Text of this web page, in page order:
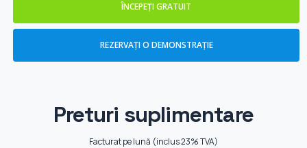
ÎNCEPEȚI GRATUIT
REZERVAȚI O DEMONSTRAȚIE
Preturi suplimentare
Facturat pe lună (inclus 23% TVA)